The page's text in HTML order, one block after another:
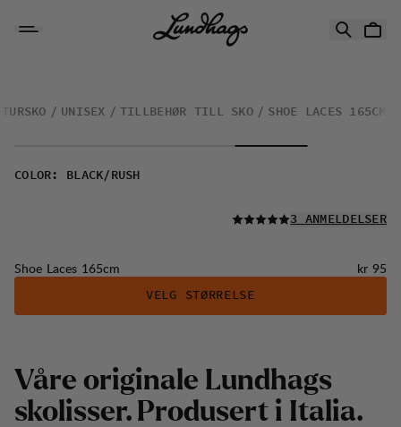
TURSKO UNISEX TILLBEHØR TILL SKO SHOE LACES 165CM
COLOR : BLACK/RUSH
LES ALLE
3 ANMELDELSER
Shoe Laces 165cm Pris:
kr 95
VELG STØRRELSE
Våre originale Lundhags
skolisser. Produsert i Italia.